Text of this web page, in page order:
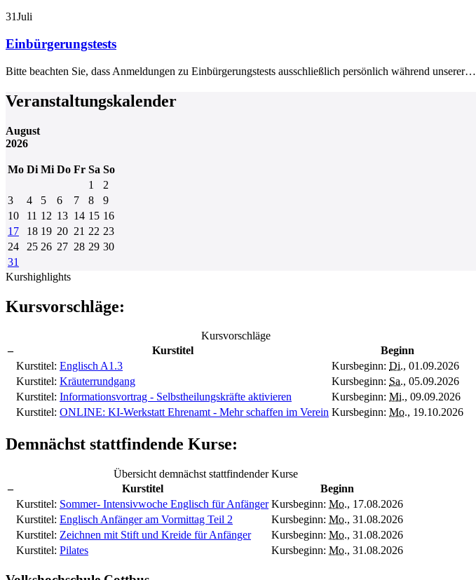
31Juli
Einbürgerungstests
Bitte beachten Sie, dass Anmeldungen zu Einbürgerungstests ausschließlich persönlich während unserer…
Veranstaltungskalender
August
2026
Mo Di Mi Do Fr Sa So
1
2
3
4 5 6 7 8
9
10
11 12 13 14 15 16
17
18 19 20 21 22 23
24
25 26 27 28 29 30
31
Kurshighlights
Kursvorschläge:
Kursvorschläge
–
Kurstitel
Beginn
Kurstitel: Englisch A1.3 Kursbeginn: Di., 01.09.2026
Kurstitel: Kräuterrundgang Kursbeginn: Sa., 05.09.2026
Kurstitel: Informationsvortrag - Selbstheilungskräfte aktivieren Kursbeginn: Mi., 09.09.2026
Kurstitel: ONLINE: KI-Werkstatt Ehrenamt - Mehr schaffen im Verein Kursbeginn: Mo., 19.10.2026
Demnächst stattfindende Kurse:
Übersicht demnächst stattfindender Kurse
–
Kurstitel
Beginn
Kurstitel: Sommer- Intensivwoche Englisch für Anfänger Kursbeginn: Mo., 17.08.2026
Kurstitel: Englisch Anfänger am Vormittag Teil 2 Kursbeginn: Mo., 31.08.2026
Kurstitel: Zeichnen mit Stift und Kreide für Anfänger Kursbeginn: Mo., 31.08.2026
Kurstitel: Pilates Kursbeginn: Mo., 31.08.2026